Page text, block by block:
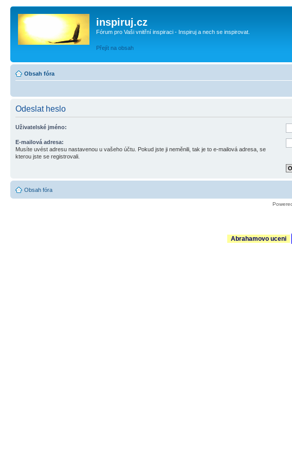
inspiruj.cz
Fórum pro Vaši vnitřní inspiraci - Inspiruj a nech se inspirovat.
Přejít na obsah
Obsah fóra
Odeslat heslo
Uživatelské jméno:
E-mailová adresa:
Musíte uvést adresu nastavenou u vašeho účtu. Pokud jste ji neměnili, tak je to e-mailová adresa, se
kterou jste se registrovali.
Obsah fóra
Abrahamovo uceni